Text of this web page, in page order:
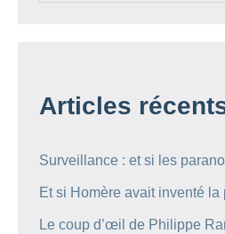
Articles
Surveillance : et si les
Et si Homère avait inventé la
Le coup d’œil de Philippe